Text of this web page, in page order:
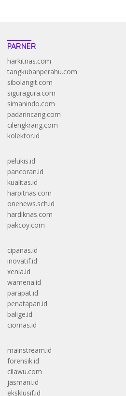
PARNER
harkitnas.com
tangkubanperahu.com
sibolangit.com
siguragura.com
simanindo.com
padarincang.com
cilengkrang.com
kolektor.id
pelukis.id
pancoran.id
kualitas.id
harpitnas.com
onenews.sch.id
hardiknas.com
pakcoy.com
cipanas.id
inovatif.id
xenia.id
wamena.id
parapat.id
penatapan.id
balige.id
ciomas.id
mainstream.id
forensik.id
cilawu.com
jasmani.id
eksklusif.id